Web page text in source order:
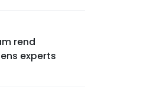
rend
experts